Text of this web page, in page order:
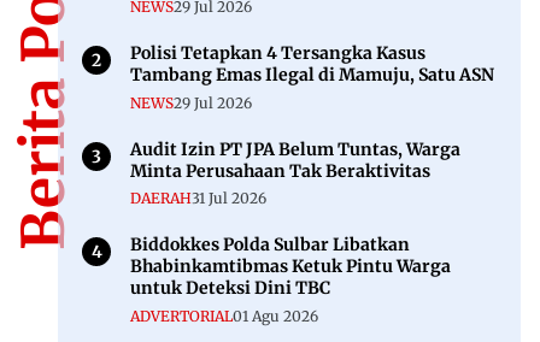
NEWS29 Jul 2026
Polisi Tetapkan 4 Tersangka Kasus
Tambang Emas Ilegal di Mamuju, Satu ASN
NEWS29 Jul 2026
Audit Izin PT JPA Belum Tuntas, Warga
Minta Perusahaan Tak Beraktivitas
DAERAH31 Jul 2026
Biddokkes Polda Sulbar Libatkan
Bhabinkamtibmas Ketuk Pintu Warga
untuk Deteksi Dini TBC
ADVERTORIAL01 Agu 2026